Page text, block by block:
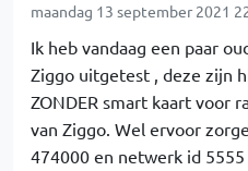
maandag 13 september 2021
Ik heb vandaag een paar
Ziggo uitgetest , deze zijn
ZONDER smart kaart voor
van Ziggo. Wel ervoor
474000 en netwerk id